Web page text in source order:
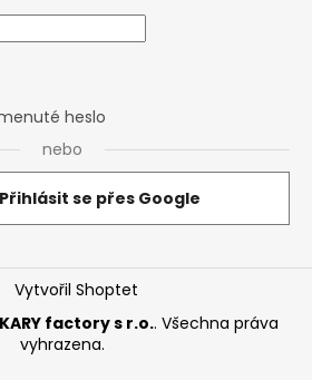
heslo
nebo
Přihlásit se přes Google
Vytvořil Shoptet
factory s r.o.. Všechna práva
vyhrazena.